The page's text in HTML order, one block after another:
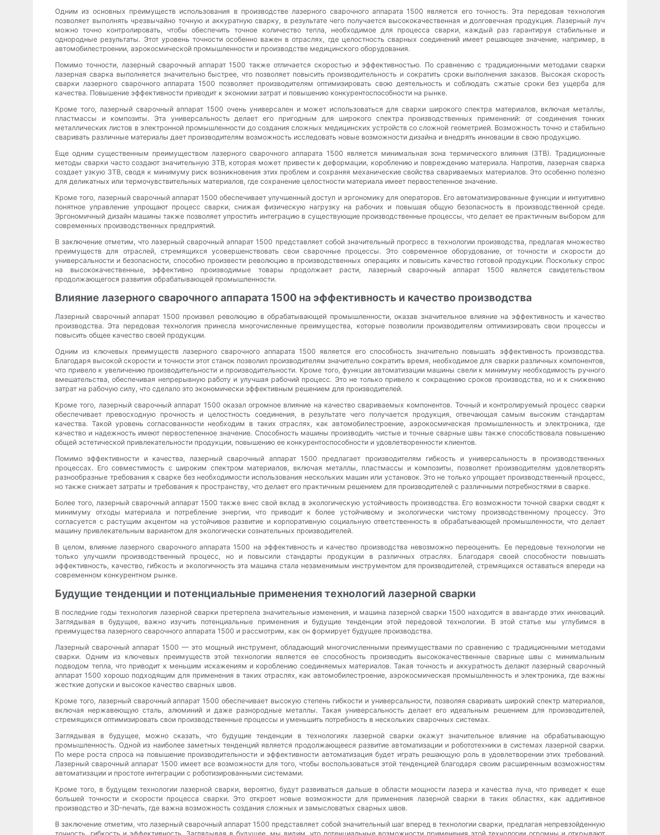
Одним из основных преимуществ использования в производстве лазерного сварочного аппарата 1500 является его точность. Эта передовая технология
позволяет выполнять чрезвычайно точную и аккуратную сварку, в результате чего получается высококачественная и долговечная продукция. Лазерный луч
можно точно контролировать, чтобы обеспечить точное количество тепла, необходимое для процесса сварки, каждый раз гарантируя стабильные и
однородные результаты. Этот уровень точности особенно важен в отраслях, где целостность сварных соединений имеет решающее значение, например, в
автомобилестроении, аэрокосмической промышленности и производстве медицинского оборудования.
Помимо точности, лазерный сварочный аппарат 1500 также отличается скоростью и эффективностью. По сравнению с традиционными методами сварки
лазерная сварка выполняется значительно быстрее, что позволяет повысить производительность и сократить сроки выполнения заказов. Высокая скорость
сварки лазерного сварочного аппарата 1500 позволяет производителям оптимизировать свою деятельность и соблюдать сжатые сроки без ущерба для
качества. Повышение эффективности приводит к экономии затрат и повышению конкурентоспособности на рынке.
Кроме того, лазерный сварочный аппарат 1500 очень универсален и может использоваться для сварки широкого спектра материалов, включая металлы,
пластмассы и композиты. Эта универсальность делает его пригодным для широкого спектра производственных применений: от соединения тонких
металлических листов в электронной промышленности до создания сложных медицинских устройств со сложной геометрией. Возможность точно и стабильно
сваривать различные материалы дает производителям возможность исследовать новые возможности дизайна и внедрять инновации в свою продукцию.
Еще одним существенным преимуществом лазерного сварочного аппарата 1500 является минимальная зона термического влияния (ЗТВ). Традиционные
методы сварки часто создают значительную ЗТВ, которая может привести к деформации, короблению и повреждению материала. Напротив, лазерная сварка
создает узкую ЗТВ, сводя к минимуму риск возникновения этих проблем и сохраняя механические свойства свариваемых материалов. Это особенно полезно
для деликатных или термочувствительных материалов, где сохранение целостности материала имеет первостепенное значение.
Кроме того, лазерный сварочный аппарат 1500 обеспечивает улучшенный доступ и эргономику для операторов. Его автоматизированные функции и интуитивно
понятное управление упрощают процесс сварки, снижая физическую нагрузку на рабочих и повышая общую безопасность в производственной среде.
Эргономичный дизайн машины также позволяет упростить интеграцию в существующие производственные процессы, что делает ее практичным выбором для
современных производственных предприятий.
В заключение отметим, что лазерный сварочный аппарат 1500 представляет собой значительный прогресс в технологии производства, предлагая множество
преимуществ для отраслей, стремящихся усовершенствовать свои сварочные процессы. Это современное оборудование, от точности и скорости до
универсальности и безопасности, способно произвести революцию в производственных операциях и повысить качество готовой продукции. Поскольку спрос
на высококачественные, эффективно производимые товары продолжает расти, лазерный сварочный аппарат 1500 является свидетельством
продолжающегося развития обрабатывающей промышленности.
Влияние лазерного сварочного аппарата 1500 на эффективность и качество производства
Лазерный сварочный аппарат 1500 произвел революцию в обрабатывающей промышленности, оказав значительное влияние на эффективность и качество
производства. Эта передовая технология принесла многочисленные преимущества, которые позволили производителям оптимизировать свои процессы и
повысить общее качество своей продукции.
Одним из ключевых преимуществ лазерного сварочного аппарата 1500 является его способность значительно повышать эффективность производства.
Благодаря высокой скорости и точности этот станок позволил производителям значительно сократить время, необходимое для сварки различных компонентов,
что привело к увеличению производительности и производительности. Кроме того, функции автоматизации машины свели к минимуму необходимость ручного
вмешательства, обеспечивая непрерывную работу и улучшая рабочий процесс. Это не только привело к сокращению сроков производства, но и к снижению
затрат на рабочую силу, что сделало это экономически эффективным решением для производителей.
Кроме того, лазерный сварочный аппарат 1500 оказал огромное влияние на качество свариваемых компонентов. Точный и контролируемый процесс сварки
обеспечивает превосходную прочность и целостность соединения, в результате чего получается продукция, отвечающая самым высоким стандартам
качества. Такой уровень согласованности необходим в таких отраслях, как автомобилестроение, аэрокосмическая промышленность и электроника, где
качество и надежность имеют первостепенное значение. Способность машины производить чистые и точные сварные швы также способствовала повышению
общей эстетической привлекательности продукции, повышению ее конкурентоспособности и удовлетворенности клиентов.
Помимо эффективности и качества, лазерный сварочный аппарат 1500 предлагает производителям гибкость и универсальность в производственных
процессах. Его совместимость с широким спектром материалов, включая металлы, пластмассы и композиты, позволяет производителям удовлетворять
разнообразные требования к сварке без необходимости использования нескольких машин или установок. Это не только упрощает производственный процесс,
но также снижает затраты и требования к пространству, что делает его практичным решением для производителей с различными потребностями в сварке.
Более того, лазерный сварочный аппарат 1500 также внес свой вклад в экологическую устойчивость производства. Его возможности точной сварки сводят к
минимуму отходы материала и потребление энергии, что приводит к более устойчивому и экологически чистому производственному процессу. Это
согласуется с растущим акцентом на устойчивое развитие и корпоративную социальную ответственность в обрабатывающей промышленности, что делает
машину привлекательным вариантом для экологически сознательных производителей.
В целом, влияние лазерного сварочного аппарата 1500 на эффективность и качество производства невозможно переоценить. Ее передовые технологии не
только улучшили производственный процесс, но и повысили стандарты продукции в различных отраслях. Благодаря своей способности повышать
эффективность, качество, гибкость и экологичность эта машина стала незаменимым инструментом для производителей, стремящихся оставаться впереди на
современном конкурентном рынке.
Будущие тенденции и потенциальные применения технологий лазерной сварки
В последние годы технология лазерной сварки претерпела значительные изменения, и машина лазерной сварки 1500 находится в авангарде этих инноваций.
Заглядывая в будущее, важно изучить потенциальные применения и будущие тенденции этой передовой технологии. В этой статье мы углубимся в
преимущества лазерного сварочного аппарата 1500 и рассмотрим, как он формирует будущее производства.
Лазерный сварочный аппарат 1500 — это мощный инструмент, обладающий многочисленными преимуществами по сравнению с традиционными методами
сварки. Одним из ключевых преимуществ этой технологии является ее способность производить высококачественные сварные швы с минимальным
подводом тепла, что приводит к меньшим искажениям и короблению соединяемых материалов. Такая точность и аккуратность делают лазерный сварочный
аппарат 1500 хорошо подходящим для применения в таких отраслях, как автомобилестроение, аэрокосмическая промышленность и электроника, где важны
жесткие допуски и высокое качество сварных швов.
Кроме того, лазерный сварочный аппарат 1500 обеспечивает высокую степень гибкости и универсальности, позволяя сваривать широкий спектр материалов,
включая нержавеющую сталь, алюминий и даже разнородные металлы. Такая универсальность делает его идеальным решением для производителей,
стремящихся оптимизировать свои производственные процессы и уменьшить потребность в нескольких сварочных системах.
Заглядывая в будущее, можно сказать, что будущие тенденции в технологиях лазерной сварки окажут значительное влияние на обрабатывающую
промышленность. Одной из наиболее заметных тенденций является продолжающееся развитие автоматизации и робототехники в системах лазерной сварки.
По мере роста спроса на повышение производительности и эффективности автоматизация будет играть решающую роль в удовлетворении этих требований.
Лазерный сварочный аппарат 1500 имеет все возможности для того, чтобы воспользоваться этой тенденцией благодаря своим расширенным возможностям
автоматизации и простоте интеграции с роботизированными системами.
Кроме того, в будущем технологии лазерной сварки, вероятно, будут развиваться дальше в области мощности лазера и качества луча, что приведет к еще
большей точности и скорости процесса сварки. Это откроет новые возможности для применения лазерной сварки в таких областях, как аддитивное
производство и 3D-печать, где важна возможность создания сложных и замысловатых сварных швов.
В заключение отметим, что лазерный сварочный аппарат 1500 представляет собой значительный шаг вперед в технологии сварки, предлагая непревзойденную